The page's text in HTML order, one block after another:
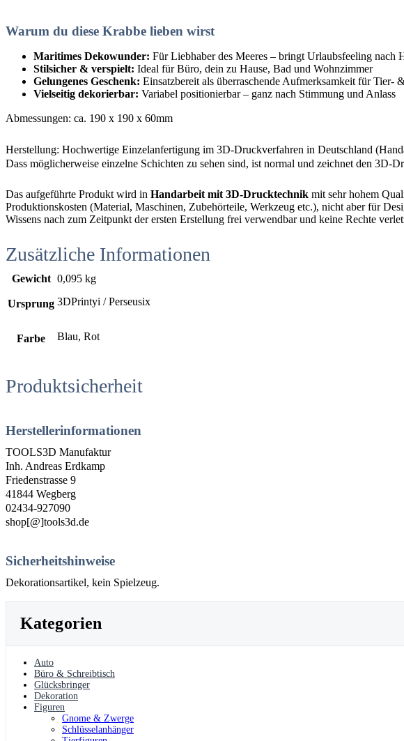
Warum du diese Krabbe lieben wirst
Maritimes Dekowunder: Für Liebhaber des Meeres – bringt Urlaubsfeeling nach
Stilsicher & verspielt: Ideal für Büro, dein zu Hause, Bad und Wohnzimmer
Gelungenes Geschenk: Einsatzbereit als überraschende Aufmerksamkeit für Tier-
Vielseitig dekorierbar: Variabel positionierbar – ganz nach Stimmung und Anlass
Abmessungen: ca. 190 x 190 x 60mm
Herstellung: Hochwertige Einzelanfertigung im 3D-Druckverfahren in Deutschland
Dass möglicherweise einzelne Schichten zu sehen sind, ist normal und zeichnet den
Das aufgeführte Produkt wird in Handarbeit mit 3D-Drucktechnik mit sehr hohem
Produktionskosten (Material, Maschinen, Zubehörteile, Werkzeug etc.), nicht aber für
Wissens nach zum Zeitpunkt der ersten Erstellung frei verwendbar und keine Rechte
Zusätzliche Informationen
Gewicht 0,095 kg
Ursprung 3DPrintyi / Perseusix
Farbe Blau, Rot
Produktsicherheit
Herstellerinformationen
TOOLS3D Manufaktur
Inh. Andreas Erdkamp
Friedenstrasse 9
41844 Wegberg
02434-927090
shop[@]tools3d.de
Sicherheitshinweise
Dekorationsartikel, kein Spielzeug.
Kategorien
Auto
Büro & Schreibtisch
Glücksbringer
Dekoration
Figuren
Gnome & Zwerge
Schlüsselanhänger